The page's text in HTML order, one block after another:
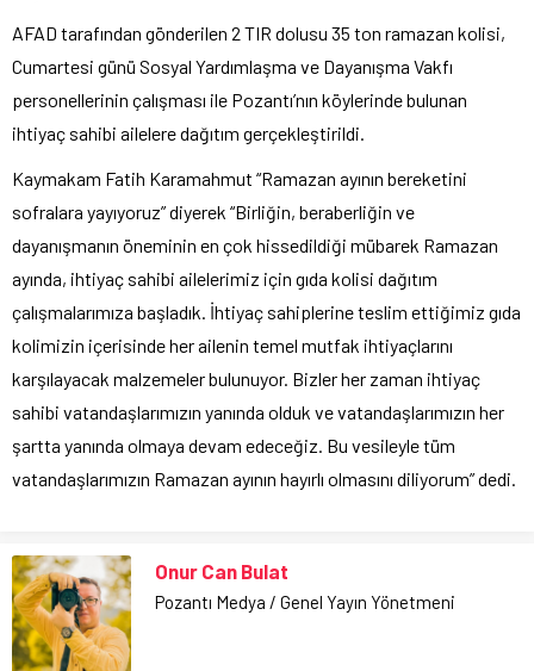
AFAD tarafından gönderilen 2 TIR dolusu 35 ton ramazan kolisi,
Cumartesi günü Sosyal Yardımlaşma ve Dayanışma Vakfı
personellerinin çalışması ile Pozantı’nın köylerinde bulunan
ihtiyaç sahibi ailelere dağıtım gerçekleştirildi.
Kaymakam Fatih Karamahmut “Ramazan ayının bereketini
sofralara yayıyoruz” diyerek “Birliğin, beraberliğin ve
dayanışmanın öneminin en çok hissedildiği mübarek Ramazan
ayında, ihtiyaç sahibi ailelerimiz için gıda kolisi dağıtım
çalışmalarımıza başladık. İhtiyaç sahiplerine teslim ettiğimiz gıda
kolimizin içerisinde her ailenin temel mutfak ihtiyaçlarını
karşılayacak malzemeler bulunuyor. Bizler her zaman ihtiyaç
sahibi vatandaşlarımızın yanında olduk ve vatandaşlarımızın her
şartta yanında olmaya devam edeceğiz. Bu vesileyle tüm
vatandaşlarımızın Ramazan ayının hayırlı olmasını diliyorum” dedi.
Onur Can Bulat
Pozantı Medya / Genel Yayın Yönetmeni